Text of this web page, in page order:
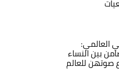
العالمي:
بين النساء
صوتهن للعالم